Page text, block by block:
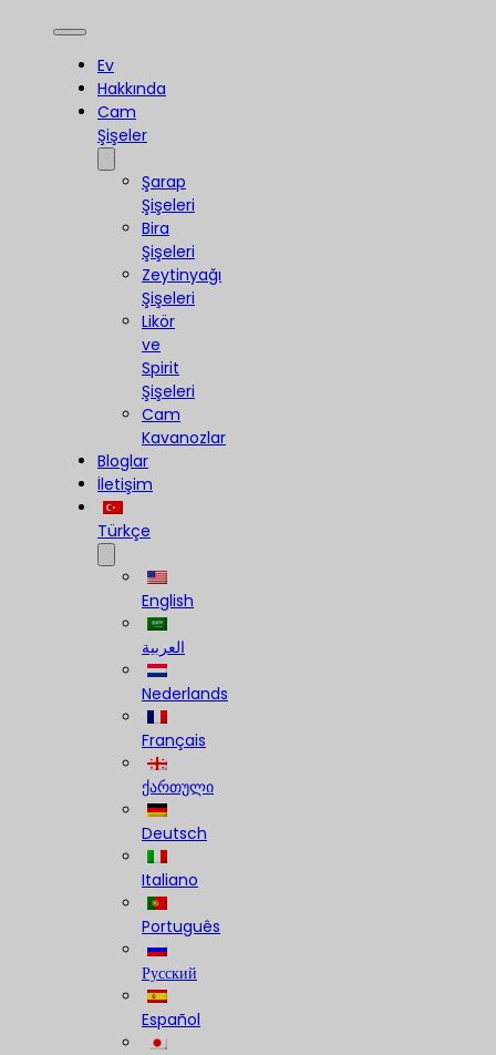
Ev
Hakkında
Cam
Şişeler
Şarap
Şişeleri
Bira
Şişeleri
Zeytinyağı
Şişeleri
Likör
ve
Spirit
Şişeleri
Cam
Kavanozlar
Bloglar
İletişim
Türkçe
English
العربية
Nederlands
Français
ქართული
Deutsch
Italiano
Português
Русский
Español